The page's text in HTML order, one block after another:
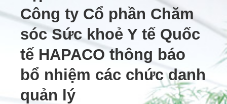
Công ty Cổ phần Chăm
sóc Sức khoẻ Y tế Quốc
tế HAPACO thông báo
bổ nhiệm các chức danh
quản lý